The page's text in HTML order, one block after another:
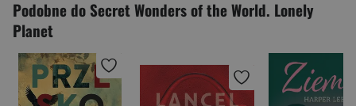
Podobne do Secret Wonders of the World. Lonely
Planet